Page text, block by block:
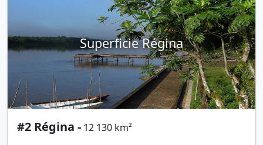
Superficie Régina
#2 Régina - 12 130 km²